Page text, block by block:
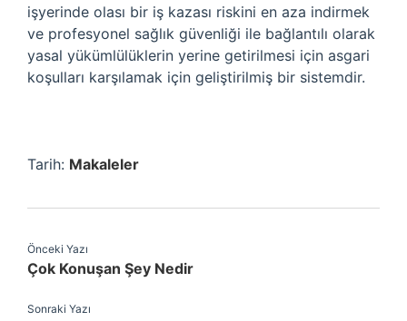
işyerinde olası bir iş kazası riskini en aza indirmek
ve profesyonel sağlık güvenliği ile bağlantılı olarak
yasal yükümlülüklerin yerine getirilmesi için asgari
koşulları karşılamak için geliştirilmiş bir sistemdir.
Tarih: Makaleler
Önceki Yazı
Çok Konuşan Şey Nedir
Sonraki Yazı